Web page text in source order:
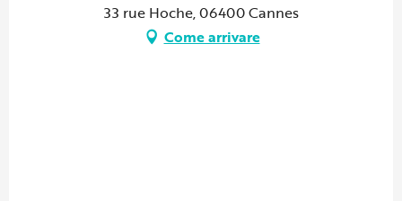
33 rue Hoche, 06400 Cannes
Come arrivare